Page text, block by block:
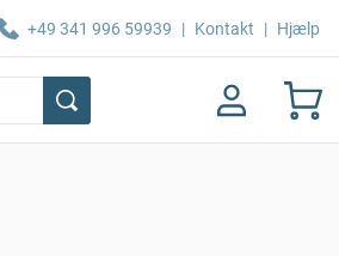
+49 341 996 59939 | Kontakt | Hjælp